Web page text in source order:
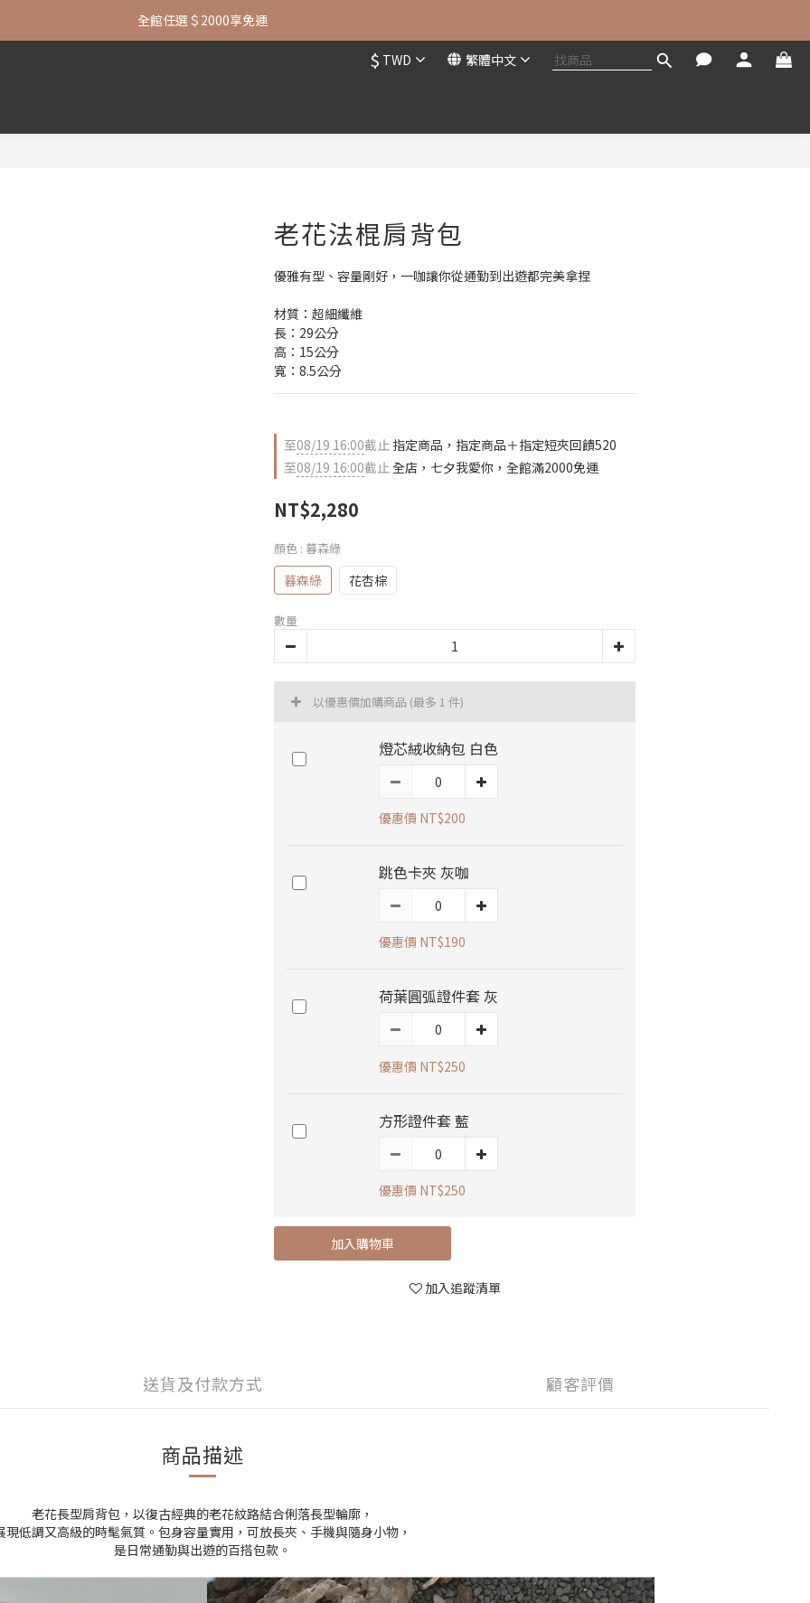
七夕限定| 指定包款+短夾還贈品牌襪子
全館任選＄2000享免運
$ TWD 繁體中文
老花法棍肩背包
優雅有型、容量剛好，一咖讓你從通勤到出遊都完美拿捏
材質：超細纖維
長：29公分
高：15公分
寬：8.5公分
至08/19 16:00截止 指定商品，指定商品＋指定短夾回饋520
至08/19 16:00截止全店，七夕我愛你，全館滿2000免運
NT$2,280
顏色 : 暮森綠
暮森綠 花杏棕
數量
以優惠價加購商品 (最多 1 件)
燈芯絨收納包 白色
優惠價 NT$200
跳色卡夾 灰咖
優惠價 NT$190
荷葉圓弧證件套 灰
優惠價 NT$250
方形證件套 藍
優惠價 NT$250
加入購物車
加入追蹤清單
送貨及付款方式 顧客評價
商品描述
老花長型肩背包，以復古經典的老花紋路結合俐落長型輪廓，
現低調又高級的時髦氣質。包身容量實用，可放長夾、手機與隨身小物，
是日常通勤與出遊的百搭包款。